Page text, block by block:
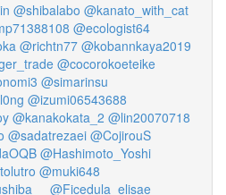
@shibalabo @kanato_with_cat
@ecologist64
@richtn77 @kobannkaya2019
@cocorokoeteike
@simarinsu
@izumi06543688
@kanakokata_2 @lin20070718
@sadatrezaei @CojirouS
@Hashimoto_Yoshi
@muki648
@Ficedula_elisae